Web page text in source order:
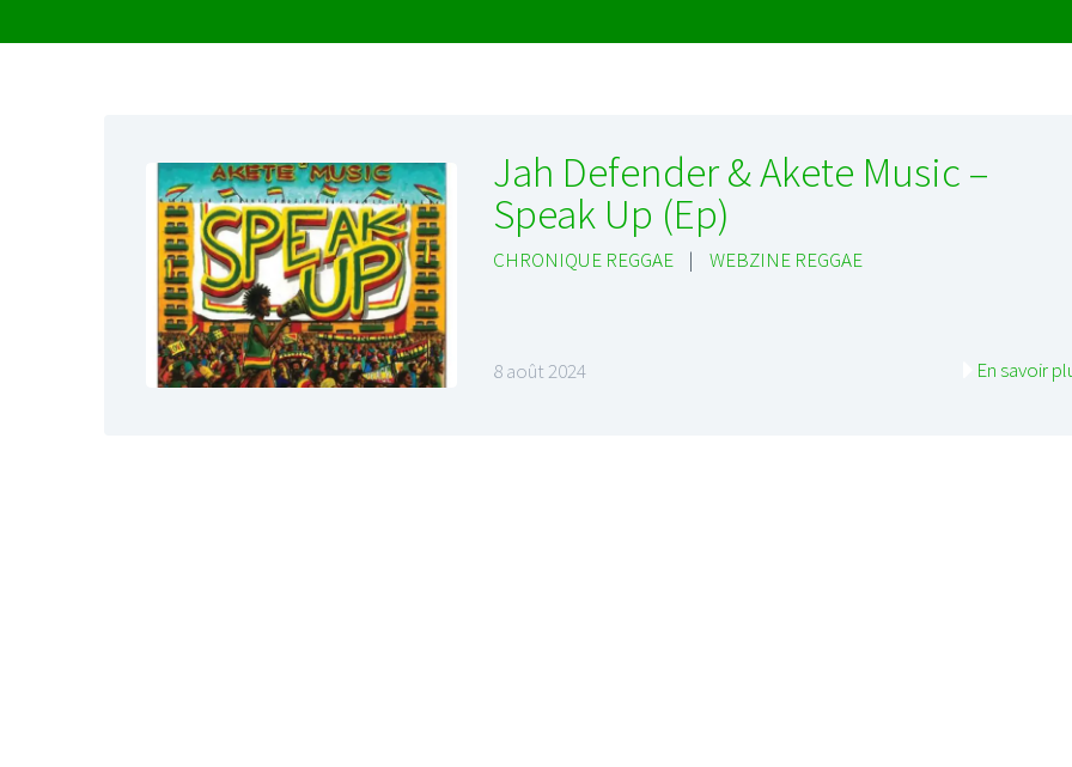
Jah Defender & Akete Music –
Speak Up (Ep)
CHRONIQUE REGGAE | WEBZINE REGGAE
8 août 2024 En savoir